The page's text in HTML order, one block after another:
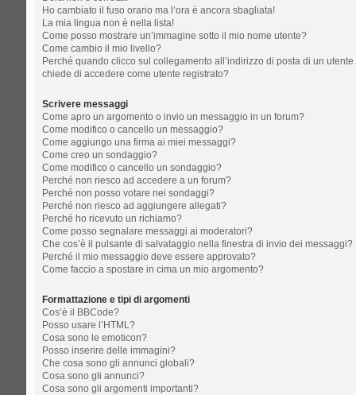
Ho cambiato il fuso orario ma l’ora è ancora sbagliata!
La mia lingua non è nella lista!
Come posso mostrare un’immagine sotto il mio nome utente?
Come cambio il mio livello?
Perché quando clicco sul collegamento all’indirizzo di posta di un utente
chiede di accedere come utente registrato?
Scrivere messaggi
Come apro un argomento o invio un messaggio in un forum?
Come modifico o cancello un messaggio?
Come aggiungo una firma ai miei messaggi?
Come creo un sondaggio?
Come modifico o cancello un sondaggio?
Perché non riesco ad accedere a un forum?
Perché non posso votare nei sondaggi?
Perché non riesco ad aggiungere allegati?
Perché ho ricevuto un richiamo?
Come posso segnalare messaggi ai moderatori?
Che cos’è il pulsante di salvataggio nella finestra di invio dei messaggi?
Perché il mio messaggio deve essere approvato?
Come faccio a spostare in cima un mio argomento?
Formattazione e tipi di argomenti
Cos’è il BBCode?
Posso usare l’HTML?
Cosa sono le emoticon?
Posso inserire delle immagini?
Che cosa sono gli annunci globali?
Cosa sono gli annunci?
Cosa sono gli argomenti importanti?